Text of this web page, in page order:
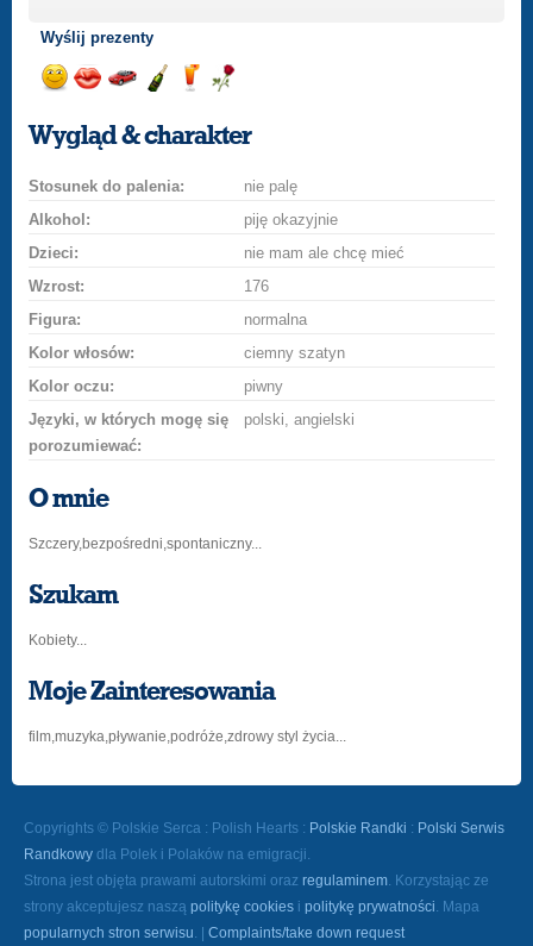
Wyślij prezenty
uśmiech
buziakasamochodem
szampana
drinka
różę
Wygląd & charakter
Stosunek do palenia:
nie palę
Alkohol:
piję okazyjnie
Dzieci:
nie mam ale chcę mieć
Wzrost:
176
Figura:
normalna
Kolor włosów:
ciemny szatyn
Kolor oczu:
piwny
Języki, w których mogę się
porozumiewać:
polski, angielski
O mnie
Szczery,bezpośredni,spontaniczny...
Szukam
Kobiety...
Moje Zainteresowania
film,muzyka,pływanie,podróże,zdrowy styl życia...
Copyrights © Polskie Serca : Polish Hearts : Polskie Randki : Polski Serwis
Randkowy dla Polek i Polaków na emigracji.
Strona jest objęta prawami autorskimi oraz regulaminem. Korzystając ze
strony akceptujesz naszą politykę cookies i politykę prywatności. Mapa
popularnych stron serwisu. | Complaints/take down request